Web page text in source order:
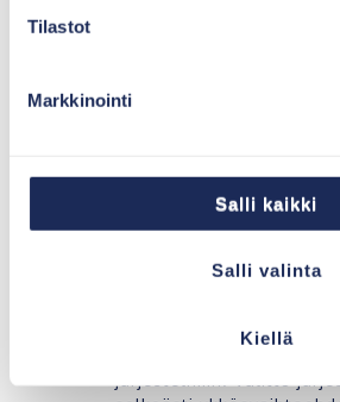
Tilastot
Markkinointi
Salli kaikki
Salli valinta
Kiellä
järjestelmiin. Valittu